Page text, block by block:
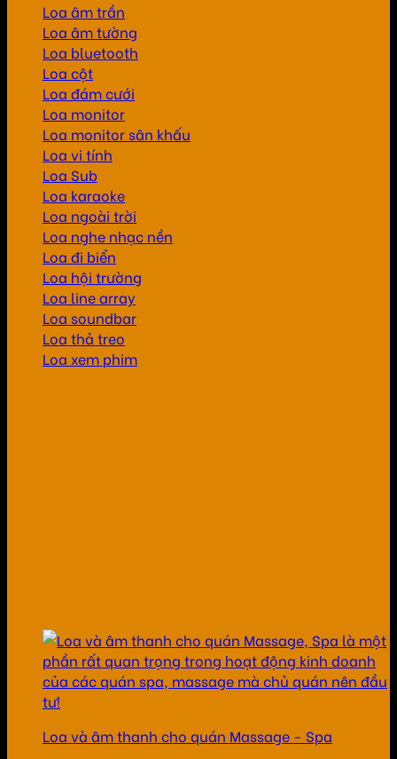
Loa âm trần
Loa âm tường
Loa bluetooth
Loa cột
Loa đám cưới
Loa monitor
Loa monitor sân khấu
Loa vi tính
Loa Sub
Loa karaoke
Loa ngoài trời
Loa nghe nhạc nền
Loa đi biển
Loa hội trường
Loa line array
Loa soundbar
Loa thả treo
Loa xem phim
Loa và âm thanh cho quán Massage - Spa